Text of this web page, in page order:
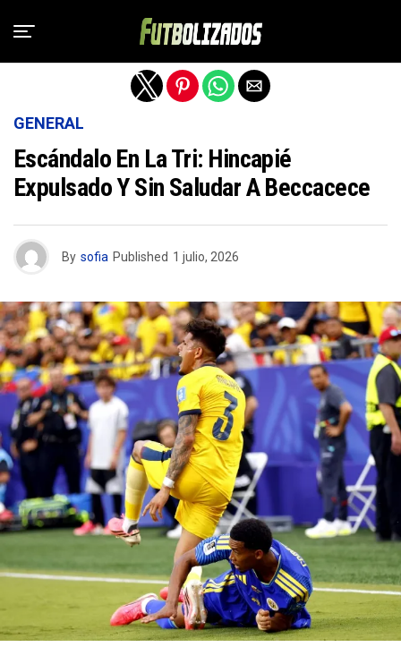
GENERAL
Escándalo En La Tri: Hincapié
Expulsado Y Sin Saludar A Beccacece
By sofia Published 1 julio, 2026
Salir de la versión móvil